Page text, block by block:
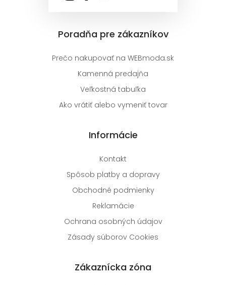
Poradňa pre zákazníkov
Prečo nakupovať na WEBmoda.sk
Kamenná predajňa
Veľkostná tabuľka
Ako vrátiť alebo vymeniť tovar
Informácie
Kontakt
Spôsob platby a dopravy
Obchodné podmienky
Reklamácie
Ochrana osobných údajov
Zásady súborov Cookies
Zákaznícka zóna